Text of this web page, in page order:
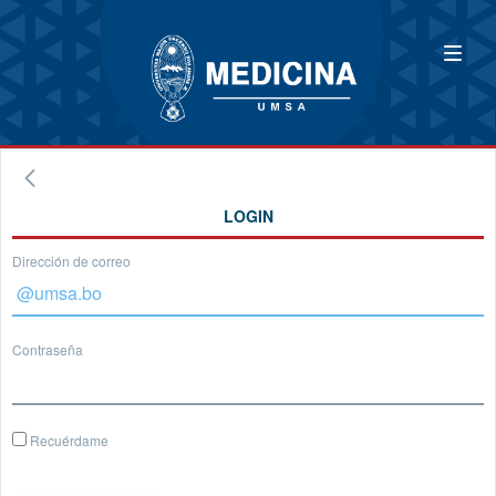
LOGIN
Dirección de correo
Contraseña
Recuérdame